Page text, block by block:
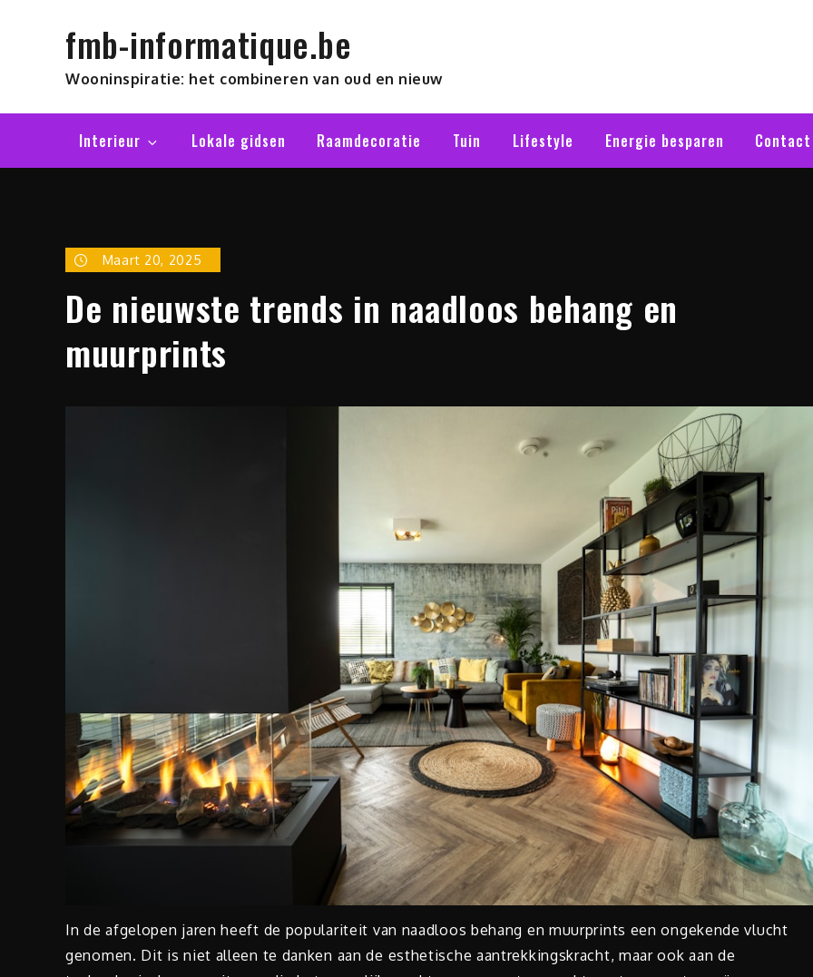
fmb-informatique.be
Wooninspiratie: het combineren van oud en nieuw
Interieur Lokale gidsen Raamdecoratie Tuin Lifestyle Energie besparen Contact
Maart 20, 2025
De nieuwste trends in naadloos behang en
muurprints
In de afgelopen jaren heeft de populariteit van naadloos behang en muurprints een ongekende vlucht
genomen. Dit is niet alleen te danken aan de esthetische aantrekkingskracht, maar ook aan de